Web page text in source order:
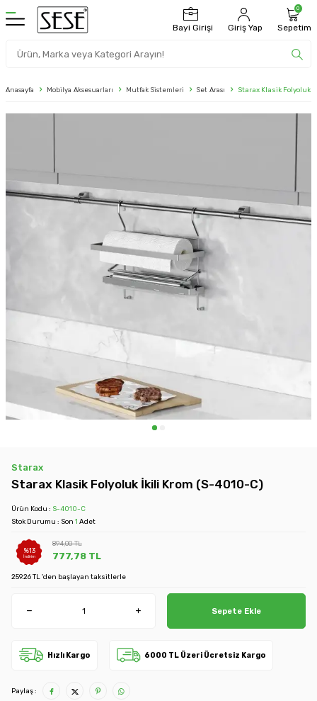
Bayi Girişi Giriş Yap
0
Sepetim
Anasayfa Mobilya Aksesuarları Mutfak Sistemleri Set Arası Starax Klasik Folyoluk
Starax
Starax Klasik Folyoluk İkili Krom (S-4010-C)
Ürün Kodu : S-4010-C
Stok Durumu : Son 1 Adet
%13
İndirim
894,00TL
777,78 TL
259.26 TL 'den başlayan taksitlerle
Sepete Ekle
Hızlı Kargo 6000 TL Üzeri Ücretsiz Kargo
Paylaş :